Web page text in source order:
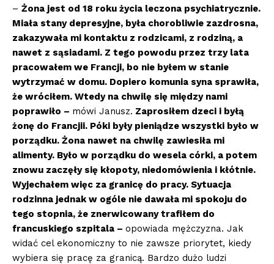
– Żona jest od 18 roku życia leczona psychiatrycznie.
Miała stany depresyjne, była chorobliwie zazdrosna,
zakazywała mi kontaktu z rodzicami, z rodziną, a
nawet z sąsiadami. Z tego powodu przez trzy lata
pracowałem we Francji, bo nie byłem w stanie
wytrzymać w domu. Dopiero komunia syna sprawiła,
że wróciłem. Wtedy na chwilę się między nami
poprawiło – mówi Janusz. Zaprosiłem dzeci i byłą
żonę do Francjii. Póki były pieniądze wszystki było w
porządku. Żona nawet na chwilę zawiesiła mi
alimenty. Było w porządku do wesela córki, a potem
znowu zaczęły się kłopoty, niedomówienia i kłótnie.
Wyjechałem więc za granicę do pracy. Sytuacja
rodzinna jednak w ogóle nie dawała mi spokoju do
tego stopnia, że znerwicowany trafiłem do
francuskiego szpitala – opowiada mężczyzna. Jak
widać cel ekonomiczny to nie zawsze priorytet, kiedy
wybiera się pracę za granicą. Bardzo dużo ludzi